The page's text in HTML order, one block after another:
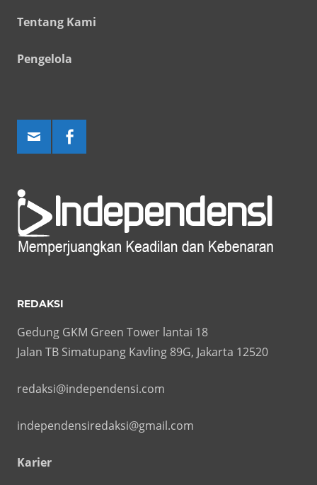
Tentang Kami
Pengelola
REDAKSI
Gedung GKM Green Tower lantai 18
Jalan TB Simatupang Kavling 89G, Jakarta 12520
redaksi@independensi.com
independensiredaksi@gmail.com
Karier